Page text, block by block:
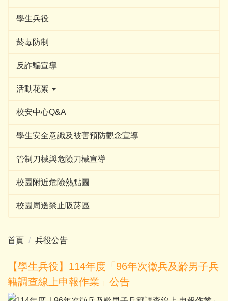
學生兵役
菸毒防制
反詐騙宣導
活動花絮
校安中心Q&A
學生安全意識及被害預防觀念宣導
管制刀械與危險刀械宣導
校園附近危險熱點圖
校園周邊禁止吸菸區
首頁 兵役公告
【學生兵役】114年度「96年次徵兵及齡男子兵
籍調查線上申報作業」公告